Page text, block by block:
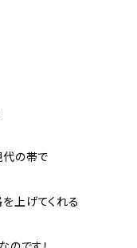
の帯で
を上げてくれる